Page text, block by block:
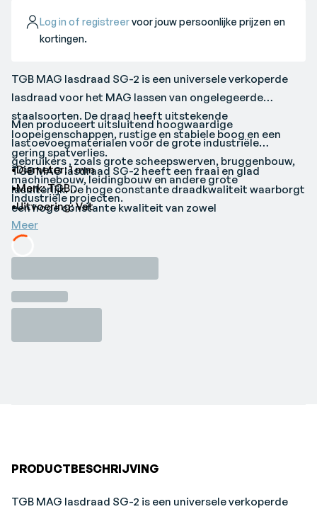
Log in of registreervoor jouw persoonlijke prijzen en
kortingen.
TGB MAG lasdraad SG-2 is een universele verkoperde
lasdraad voor het MAG lassen van ongelegeerde
staalsoorten. De draad heeft uitstekende
loopeigenschappen, rustige en stabiele boog en een
gering spatverlies.
TGB MAG lasdraad SG-2 heeft een fraai en glad
lasuiterlijk. De hoge constante draadkwaliteit waarborgt
een hoge constante kwaliteit van zowel
laseigenschappen als mechanische eigenschappen.
TGB staat voor Tianjin Golden Bridge, deze firma die
exclusief door Bus Industrial Tools wordt
vertegenwoordigd in Nederland, is een van de grootste
producenten van lastoevoegmaterialen in Azie, en
Men produceert uitsluitend hoogwaardige
lastoevoegmaterialen voor de grote industriële
gebruikers , zoals grote scheepswerven, bruggenbouw,
machinebouw, leidingbouw en andere grote
Industriële projecten.
•Diameter: 1 mm
•Merk: TGB
•Uitvoering: Vat
-
Meer
PRODUCTBESCHRIJVING
TGB MAG lasdraad SG-2 is een universele verkoperde